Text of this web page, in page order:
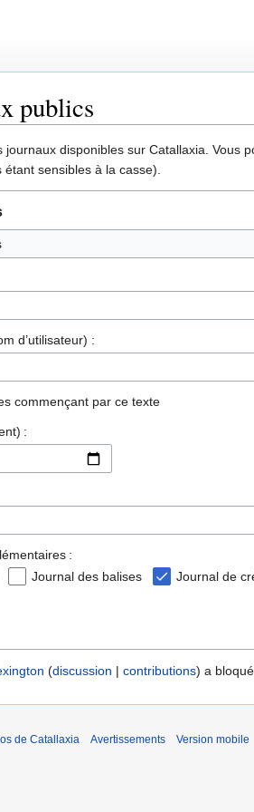
publics
disponibles sur Catallaxia. Vous
sensibles à la casse).
d’utilisateur) :
commençant par ce texte
:
:
Journal des balises Journal de
discussion contributions a
de Catallaxia Avertissements Version mobile